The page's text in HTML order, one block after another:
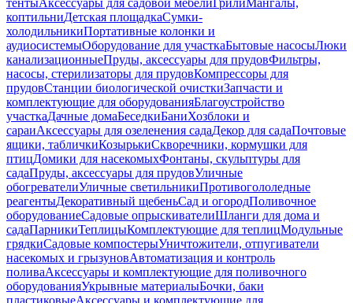
тентыАксессуары для садовой мебелиГрилиМангалы,
коптильниДетская площадкаСумки-
холодильникиПортативные колонки и
аудиосистемыОборудование для участкаБытовые насосыЛюки
канализационныеПруды, аксессуары для прудовФильтры,
насосы, стерилизаторы для прудовКомпрессоры для
прудовСтанции биологической очисткиЗапчасти и
комплектующие для оборудованияБлагоустройство
участкаДачные домаБеседкиБаниХозблоки и
сараиАксессуары для озеленения садаДекор для садаПочтовые
ящики, табличкиКозырькиСкворечники, кормушки для
птицДомики для насекомыхФонтаны, скульптуры для
садаПруды, аксессуары для прудовУличные
обогревателиУличные светильникиПротивогололедные
реагентыДекоративный щебеньСад и огородПоливочное
оборудованиеСадовые опрыскивателиШланги для дома и
садаПарникиТеплицыКомплектующие для теплицМодульные
грядкиСадовые компостерыУничтожители, отпугиватели
насекомых и грызуновАвтоматизация и контроль
поливаАксессуары и комплектующие для поливочного
оборудованияУкрывные материалыБочки, баки
пластиковыеАксессуары и комплектующие для